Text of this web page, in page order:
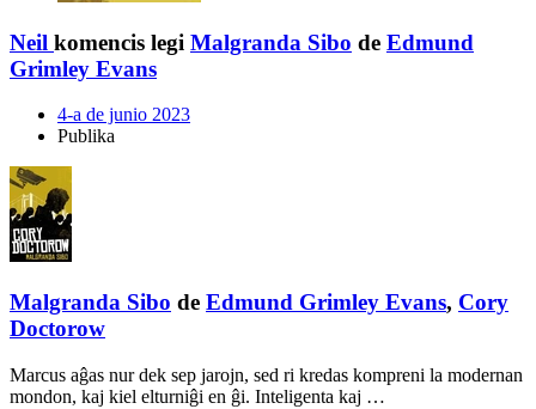
Neil komencis legi Malgranda Sibo de Edmund
Grimley Evans
4-a de junio 2023
Publika
Malgranda Sibo de Edmund Grimley Evans, Cory
Doctorow
Marcus aĝas nur dek sep jarojn, sed ri kredas kompreni la modernan
mondon, kaj kiel elturniĝi en ĝi. Inteligenta kaj …